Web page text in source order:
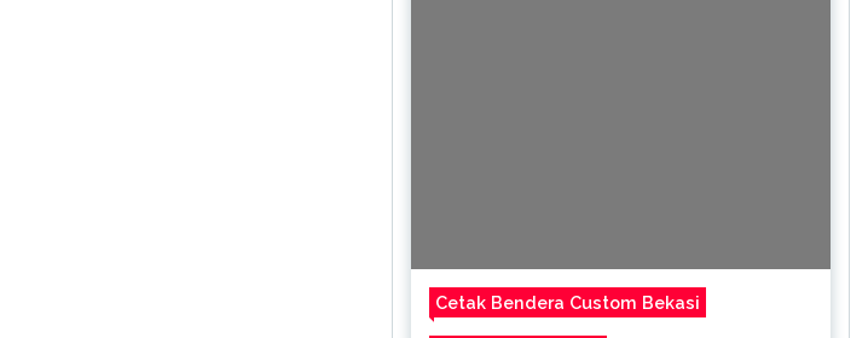
Cetak Bendera Custom Bekasi